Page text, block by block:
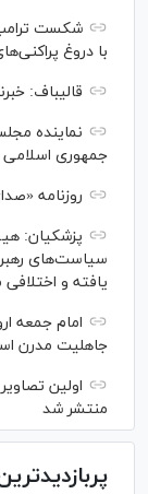
شکست ترامپ
با دروغ
قالیباف:
نماینده
جمهوری اسلامی
روزنامه «صدای
پزشکیان:
سیاست‌های
یافته و
امام جمعه
جاهلیت مدرن
منتشر شد